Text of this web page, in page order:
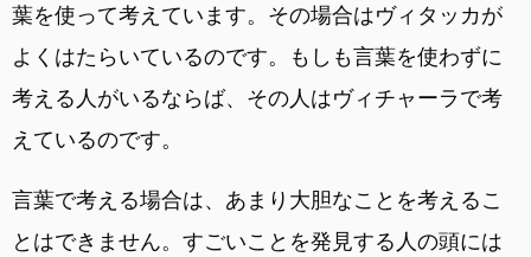
葉を使って考えています。その場合はヴィタッカが
よくはたらいているのです。もしも言葉を使わずに
考える人がいるならば、その人はヴィチャーラで考
えているのです。
言葉で考える場合は、あまり大胆なことを考えるこ
とはできません。すごいことを発見する人の頭には